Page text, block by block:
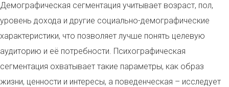
Демографическая сегментация учитывает возраст, пол,
уровень дохода и другие социально-демографические
характеристики, что позволяет лучше понять целевую
аудиторию и её потребности. Психографическая
сегментация охватывает такие параметры, как образ
жизни, ценности и интересы, а поведенческая – исследует